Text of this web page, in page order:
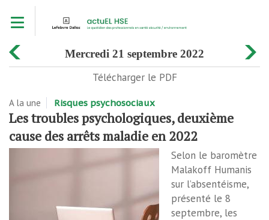
contenu
mercredi 21 septembre 2022
Télécharger le PDF
A la une Risques psychosociaux
Les troubles psychologiques, deuxième
cause des arrêts maladie en 2022
Selon le baromètre
Malakoff Humanis
sur l’absentéisme,
présenté le 8
septembre, les